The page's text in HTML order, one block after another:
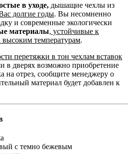
в уходе, дышащие чехлы из
долгие годы. Вы несомненно
и современные экологически
материалы, устойчивые к
высоким температурам.
перетяжки в тон чехлам вставок
в дверях возможно приобретение
на отрез, сообщите менеджеру о
материал будет добавлен к
с темно бежевым